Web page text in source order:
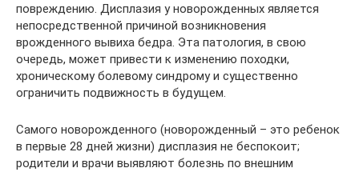
повреждению. Дисплазия у новорожденных является
непосредственной причиной возникновения
врожденного вывиха бедра. Эта патология, в свою
очередь, может привести к изменению походки,
хроническому болевому синдрому и существенно
ограничить подвижность в будущем.
Самого новорожденного (новорожденный – это ребенок
в первые 28 дней жизни) дисплазия не беспокоит;
родители и врачи выявляют болезнь по внешним